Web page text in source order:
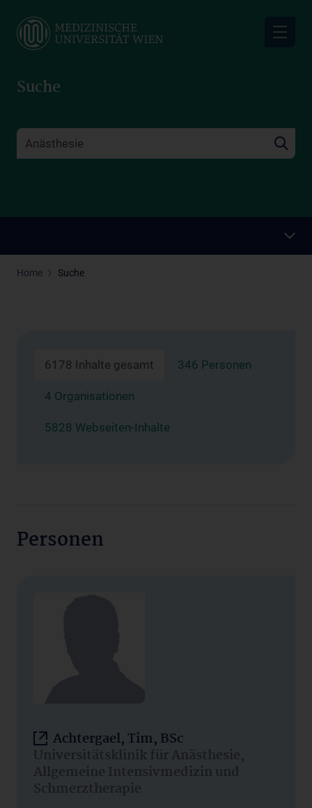
main
Suche
Home Suche
6178 Inhalte gesamt 346 Personen
4 Organisationen
5828 Webseiten-Inhalte
Personen
Achtergael, Tim, BSc
Universitätsklinik für Anästhesie,
Allgemeine Intensivmedizin und
Schmerztherapie